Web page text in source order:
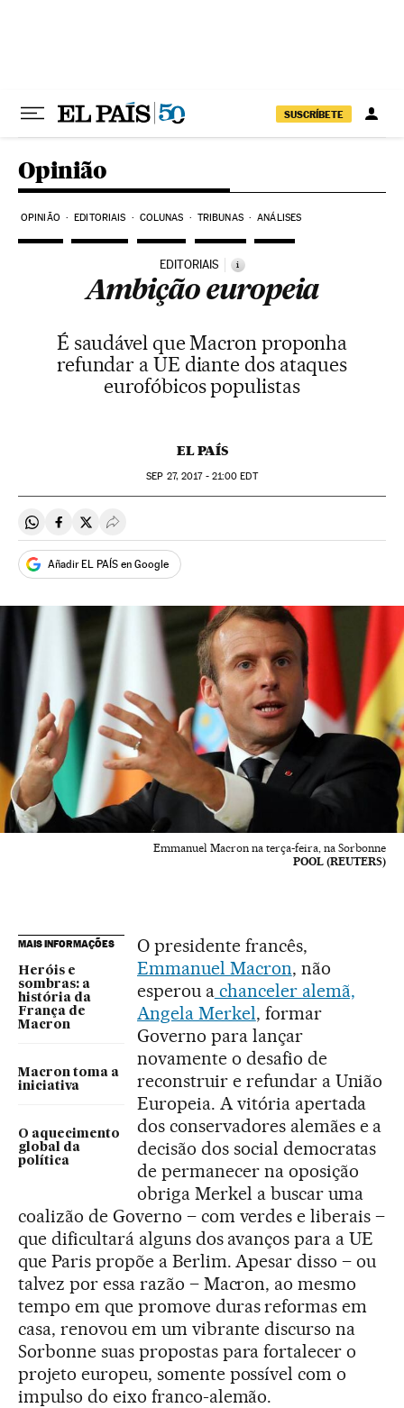
SUSCRÍBETE
Opinião
OPINIÃO EDITORIAIS COLUNAS TRIBUNAS ANÁLISES
EDITORIAIS i
Ambição europeia
É saudável que Macron proponha
refundar a UE diante dos ataques
eurofóbicos populistas
EL PAÍS
SEP 27, 2017 - 21:00 EDT
Compartir en Whatsapp
Compartir en Facebook
Compartir en Twitter
Desplegar Redes Sociales
Añadir EL PAÍS en Google
Emmanuel Macron na terça-feira, na Sorbonne
POOL (REUTERS)
MAIS INFORMAÇÕES
Heróis e
sombras: a
história da
França de
Macron
Macron toma a
iniciativa
O aquecimento
global da
política
O presidente francês,
Emmanuel Macron, não
esperou achanceler alemã,
Angela Merkel, formar
Governo para lançar
novamente o desafio de
reconstruir e refundar a União
Europeia. A vitória apertada
dos conservadores alemães e a
decisão dos social democratas
de permanecer na oposição
obriga Merkel a buscar uma
coalizão de Governo – com verdes e liberais –
que dificultará alguns dos avanços para a UE
que Paris propõe a Berlim. Apesar disso – ou
talvez por essa razão – Macron, ao mesmo
tempo em que promove duras reformas em
casa, renovou em um vibrante discurso na
Sorbonne suas propostas para fortalecer o
projeto europeu, somente possível com o
impulso do eixo franco-alemão.